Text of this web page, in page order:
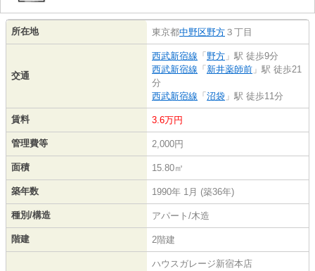
所在地 東京都中野区野方 ３丁目
交通
西武新宿線 「 野方 」駅 徒歩9分
西武新宿線 「 新井薬師前 」駅 徒歩21
分
西武新宿線 「 沼袋 」駅 徒歩11分
賃料 3.6万円
管理費等 2,000円
面積 15.80㎡
築年数 1990年 1月 (築36年)
種別/構造 アパート/木造
階建 2階建
ハウスガレージ新宿本店